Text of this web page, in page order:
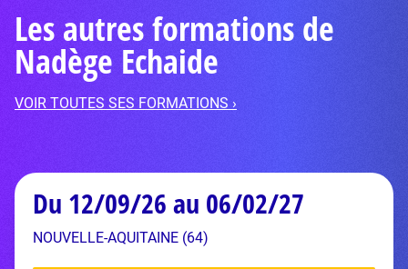
Les autres formations de
Nadège Echaide
VOIR TOUTES SES FORMATIONS ›
Du 12/09/26 au 06/02/27
NOUVELLE-AQUITAINE (64)